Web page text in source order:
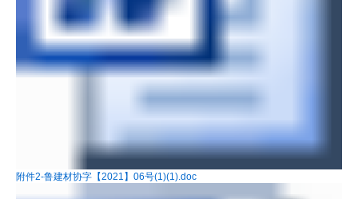
附件2-鲁建材协字【2021】06号(1)(1).doc